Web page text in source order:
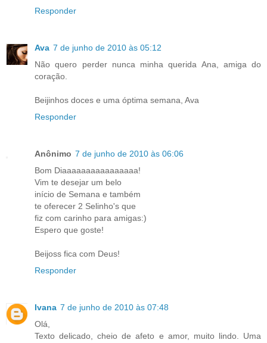
Responder
Ava 7 de junho de 2010 às 05:12
Não quero perder nunca minha querida Ana, amiga do
coração.
Beijinhos doces e uma óptima semana, Ava
Responder
Anônimo 7 de junho de 2010 às 06:06
Bom Diaaaaaaaaaaaaaaaa!
Vim te desejar um belo
início de Semana e também
te oferecer 2 Selinho's que
fiz com carinho para amigas:)
Espero que goste!
Beijoss fica com Deus!
Responder
Ivana 7 de junho de 2010 às 07:48
Olá,
Texto delicado, cheio de afeto e amor, muito lindo. Uma